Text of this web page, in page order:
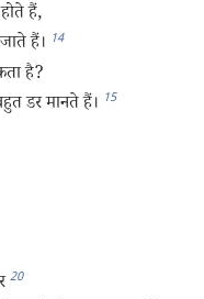
हैं,
हैं। 14
है?
डर मानते हैं। 15
20